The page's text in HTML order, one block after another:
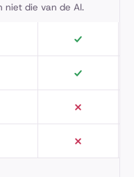
niet die van de AI.